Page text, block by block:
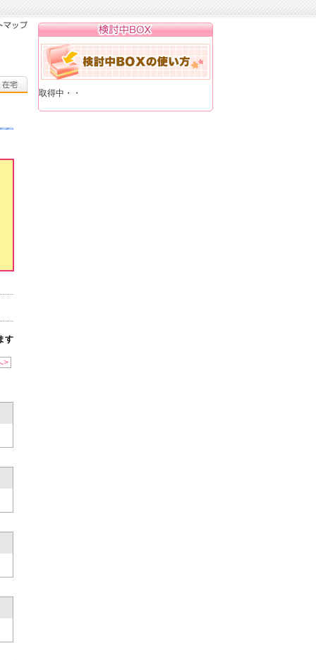
す
>
取得中・・